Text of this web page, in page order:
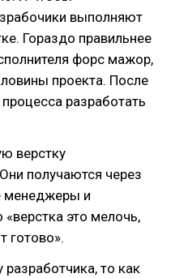
выполняют
Гораздо правильнее
форс мажор,
проекта. После
разработать
верстку
получаются через
менеджеры и
«верстка это мелочь,
готово».
разработчика, то как